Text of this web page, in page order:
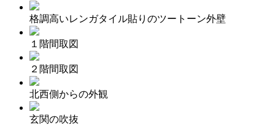
格調高いレンガタイル貼りのツートーン外壁
１階間取図
２階間取図
北西側からの外観
玄関の吹抜